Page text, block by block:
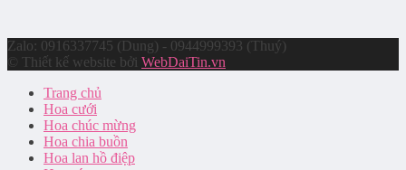
Zalo: 0916337745 (Dung) - 0944999393 (Thuý)
© Thiết kế website bởi WebDaiTin.vn
Trang chủ
Hoa cưới
Hoa chúc mừng
Hoa chia buồn
Hoa lan hồ điệp